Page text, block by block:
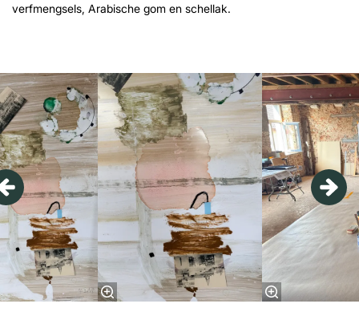
verfmengsels, Arabische gom en schellak.
Overslaan